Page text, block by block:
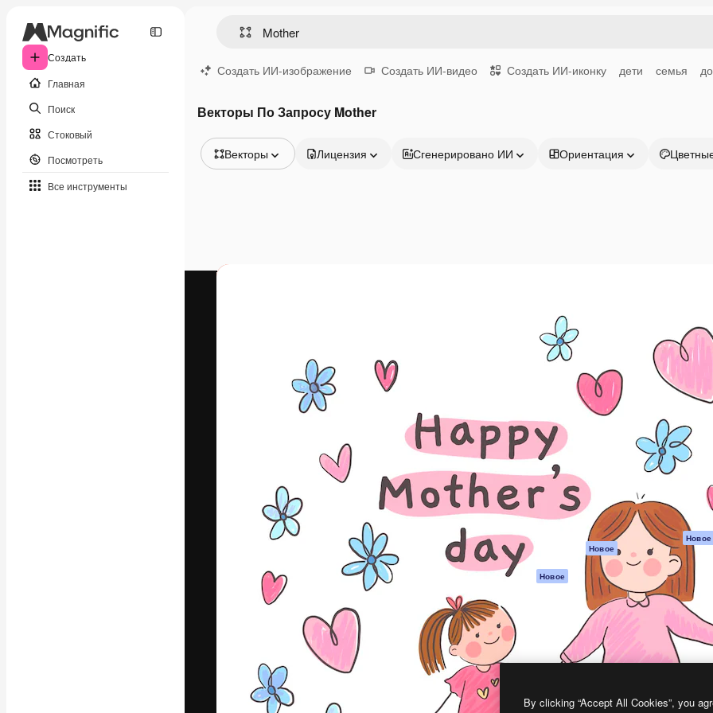
Создать
Главная
Поиск
Стоковый
Посмотреть
Все инструменты
Создать ИИ-изображение Создать ИИ-видео Создать ИИ-иконку дети семья
Векторы По Запросу Mother
Векторы
Видео
Лицензия Сгенерировано ИИ Ориентация
Креативная платформа для создания
ваших лучших работ. Более 1 миллиона
подписчиков среди креаторов,
предприятий, агентств и студий.
Продукция
изображений ИИ
Генератор видео
ИИ
Генератор голоса
на основе ИИ
Стоковый контент
MCP для
Claude/ChatGPT
Новое
Агенты Новое
Мобильное
приложение
Все инструменты
Magnific
Начать
Academy
Документация
Служба
поддержки
Условия и
Политика
Оригиналы Новое
Политика файлов
cookie
Центр доверия
Партнеры
Предприятие
By clicking “Accept All Cookies”, you